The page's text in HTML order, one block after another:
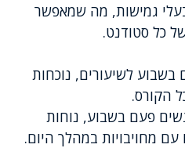
גמישות, מה שמאפשר
כל סטודנט.
לשיעורים, נוכחות
הקורס.
פעם בשבוע, נוחות
עם מחויבויות במהלך היום.